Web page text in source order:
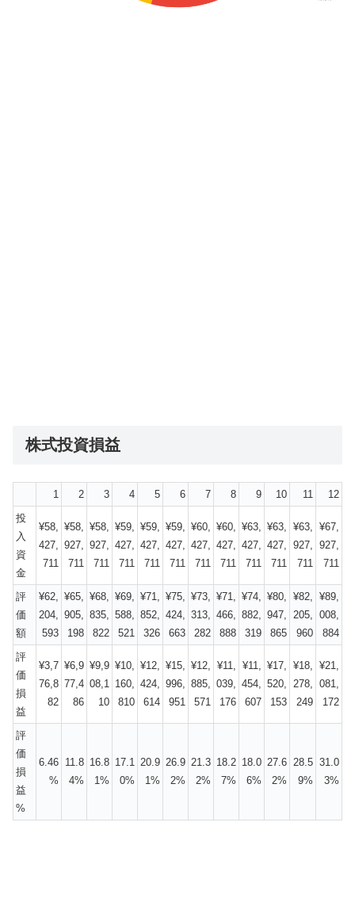
株式投資損益
1 2 3 4 5 6 7 8 9 10 11
12
投
入
資
金
¥58,
427,
711
¥58,
927,
711
¥58,
927,
711
¥59,
427,
711
¥59,
427,
711
¥59,
427,
711
¥60,
427,
711
¥60,
427,
711
¥63,
427,
711
¥63,
427,
711
¥63,
927,
711
¥67,
927,
711
評
価
額
¥62,
204,
593
¥65,
905,
198
¥68,
835,
822
¥69,
588,
521
¥71,
852,
326
¥75,
424,
663
¥73,
313,
282
¥71,
466,
888
¥74,
882,
319
¥80,
947,
865
¥82,
205,
960
¥89,
008,
884
評
価
損
益
¥3,7
76,8
82
¥6,9
77,4
86
¥9,9
08,1
10
¥10,
160,
810
¥12,
424,
614
¥15,
996,
951
¥12,
885,
571
¥11,
039,
176
¥11,
454,
607
¥17,
520,
153
¥18,
278,
249
¥21,
081,
172
評
価
損
益
%
6.46
%
11.8
4%
16.8
1%
17.1
0%
20.9
1%
26.9
2%
21.3
2%
18.2
7%
18.0
6%
27.6
2%
28.5
9%
31.0
3%